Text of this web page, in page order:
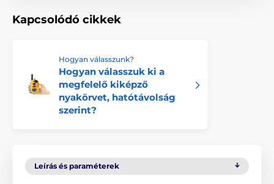
Kapcsolódó cikkek
Hogyan válasszunk?
Hogyan válasszuk ki a
megfelelő kiképző
nyakörvet, hatótávolság
szerint?
Leírás és paraméterek